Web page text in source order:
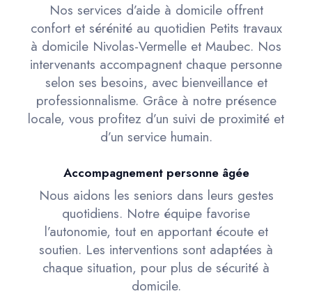
Nos services d’aide à domicile offrent
confort et sérénité au quotidien Petits travaux
à domicile Nivolas-Vermelle et Maubec. Nos
intervenants accompagnent chaque personne
selon ses besoins, avec bienveillance et
professionnalisme. Grâce à notre présence
locale, vous profitez d’un suivi de proximité et
d’un service humain.
Accompagnement personne âgée
Nous aidons les seniors dans leurs gestes
quotidiens. Notre équipe favorise
l’autonomie, tout en apportant écoute et
soutien. Les interventions sont adaptées à
chaque situation, pour plus de sécurité à
domicile.